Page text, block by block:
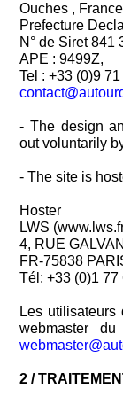
Ouches , France
Prefecture
N° de Siret 841
APE : 9499Z,
Tel : +33 (0)9
- The design
out voluntarily
- The site is
Hoster
LWS
4, RUE
FR-75838
Tél: +33 (0)1 77
Les
webmaster
2 /